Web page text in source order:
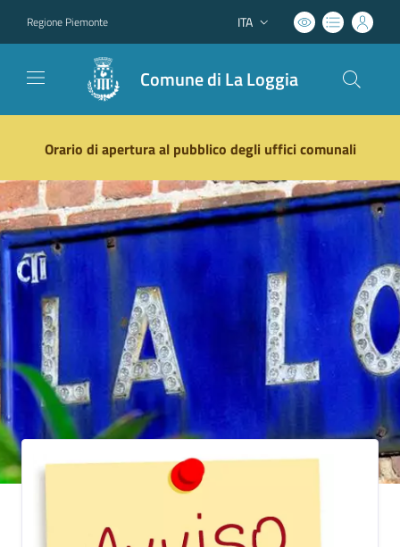
Regione Piemonte Lingua attiva:
ITA
Comune di La Loggia
Orario di apertura al pubblico degli uffici comunali